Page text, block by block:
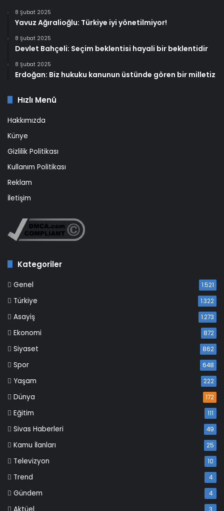
8 Şubat 2025
Yavuz Ağıralioğlu: Türkiye iyi yönetilmiyor!
8 Şubat 2025
Devlet Bahçeli: Seçim beklentisi hayali bir beklentidir
8 Şubat 2025
Erdoğan: Biz hukuku kanunun üstünde gören bir milletiz
Hızlı Menü
Hakkımızda
Künye
Gizlilik Politikası
Kullanım Politikası
Reklam
İletişim
Kategoriler
Genel 1.521
Türkiye 1.322
Asayiş 1.273
Ekonomi 872
Siyaset 862
Spor 648
Yaşam 222
Dünya 172
Eğitim 111
Sivas Haberleri 49
Kamu İlanları 25
Televizyon 10
Trend 4
Gündem 4
3